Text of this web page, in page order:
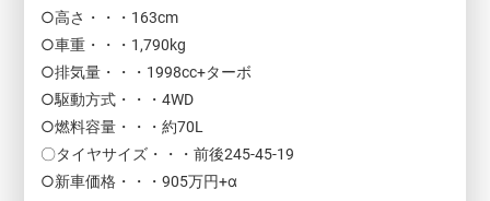
○高さ・・・163cm
○車重・・・1,790kg
○排気量・・・1998cc+ターボ
○駆動方式・・・4WD
○燃料容量・・・約70L
〇タイヤサイズ・・・前後245-45-19
○新車価格・・・905万円+α